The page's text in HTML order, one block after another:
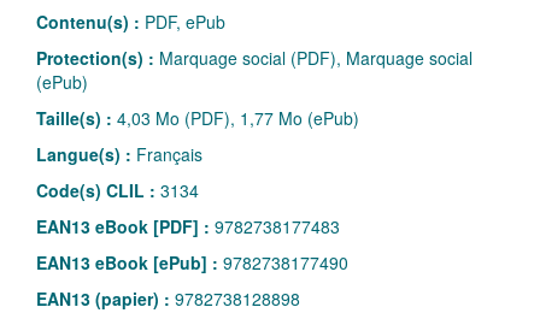
Contenu(s) : PDF, ePub
Protection(s) : Marquage social (PDF), Marquage social
(ePub)
Taille(s) : 4,03 Mo (PDF), 1,77 Mo (ePub)
Langue(s) : Français
Code(s) CLIL : 3134
EAN13 eBook [PDF] : 9782738177483
EAN13 eBook [ePub] : 9782738177490
EAN13 (papier) : 9782738128898